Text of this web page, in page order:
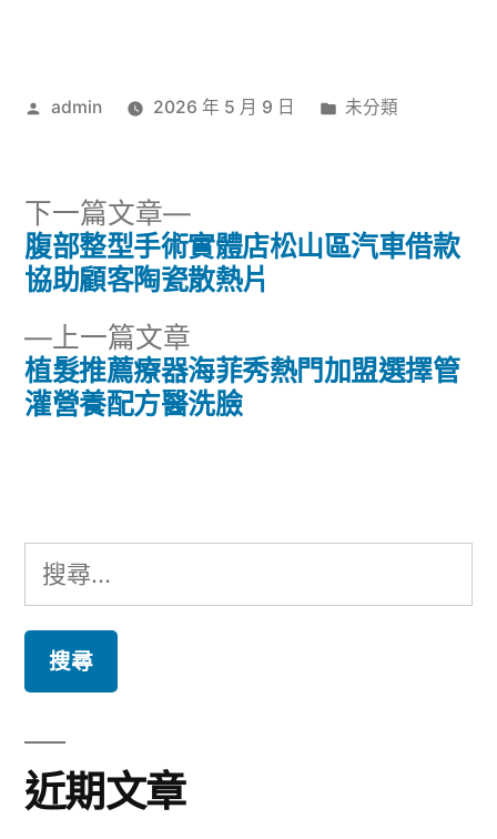
作
admin 2026 年 5 月 9 日
分
未分類
文
導
覽
上一篇文章
一
篇
植髮推薦療器海菲秀熱門加盟選擇管
灌營養配方醫洗臉
下一篇文章
下
一
篇
腹部整型手術實體店松山區汽車借款
協助顧客陶瓷散熱片
搜
尋
鍵
字:
近期文章